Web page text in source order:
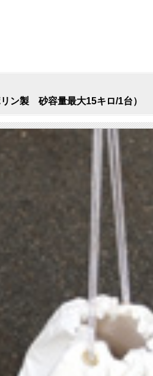
ン製 砂容量最大15キロ/1台）